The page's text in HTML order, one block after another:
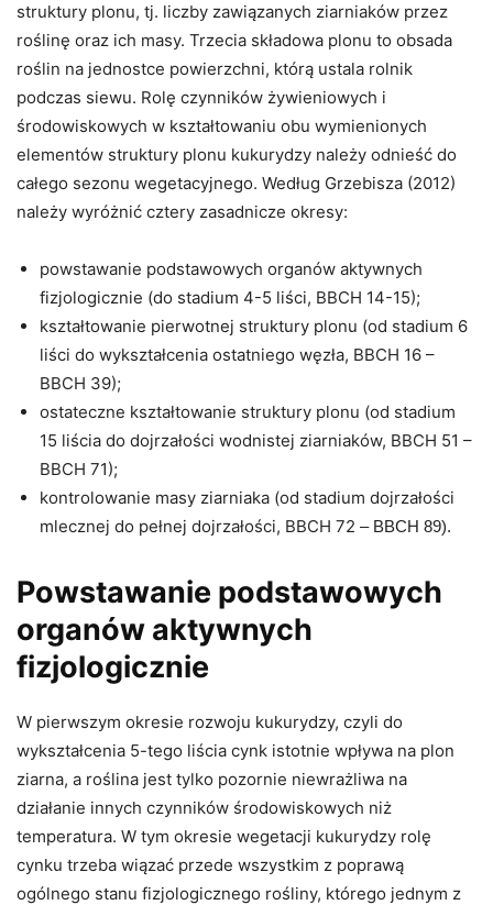
struktury plonu, tj. liczby zawiązanych ziarniaków przez
roślinę oraz ich masy. Trzecia składowa plonu to obsada
roślin na jednostce powierzchni, którą ustala rolnik
podczas siewu. Rolę czynników żywieniowych i
środowiskowych w kształtowaniu obu wymienionych
elementów struktury plonu kukurydzy należy odnieść do
całego sezonu wegetacyjnego. Według Grzebisza (2012)
należy wyróżnić cztery zasadnicze okresy:
powstawanie podstawowych organów aktywnych
fizjologicznie (do stadium 4-5 liści, BBCH 14-15);
kształtowanie pierwotnej struktury plonu (od stadium 6
liści do wykształcenia ostatniego węzła, BBCH 16 –
BBCH 39);
ostateczne kształtowanie struktury plonu (od stadium
15 liścia do dojrzałości wodnistej ziarniaków, BBCH 51 –
BBCH 71);
kontrolowanie masy ziarniaka (od stadium dojrzałości
mlecznej do pełnej dojrzałości, BBCH 72 – BBCH 89).
Powstawanie podstawowych
organów aktywnych
fizjologicznie
W pierwszym okresie rozwoju kukurydzy, czyli do
wykształcenia 5-tego liścia cynk istotnie wpływa na plon
ziarna, a roślina jest tylko pozornie niewrażliwa na
działanie innych czynników środowiskowych niż
temperatura. W tym okresie wegetacji kukurydzy rolę
cynku trzeba wiązać przede wszystkim z poprawą
ogólnego stanu fizjologicznego rośliny, którego jednym z